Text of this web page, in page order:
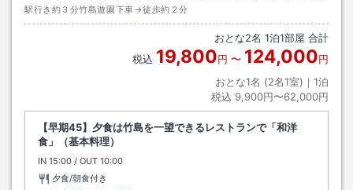
駅行き約３分竹島遊園下車→徒歩約２分
おとな2名 1泊1部屋 合計
税込 19,800円 〜 124,000円
おとな1名 (2名1室)｜ 1泊
税込 9,900円〜62,000円
【早期45】夕食は竹島を一望できるレストランで「和洋
食」（基本料理）
IN チェックイン
15:00 / OUT チェックアウト
10:00
夕食/朝食付き